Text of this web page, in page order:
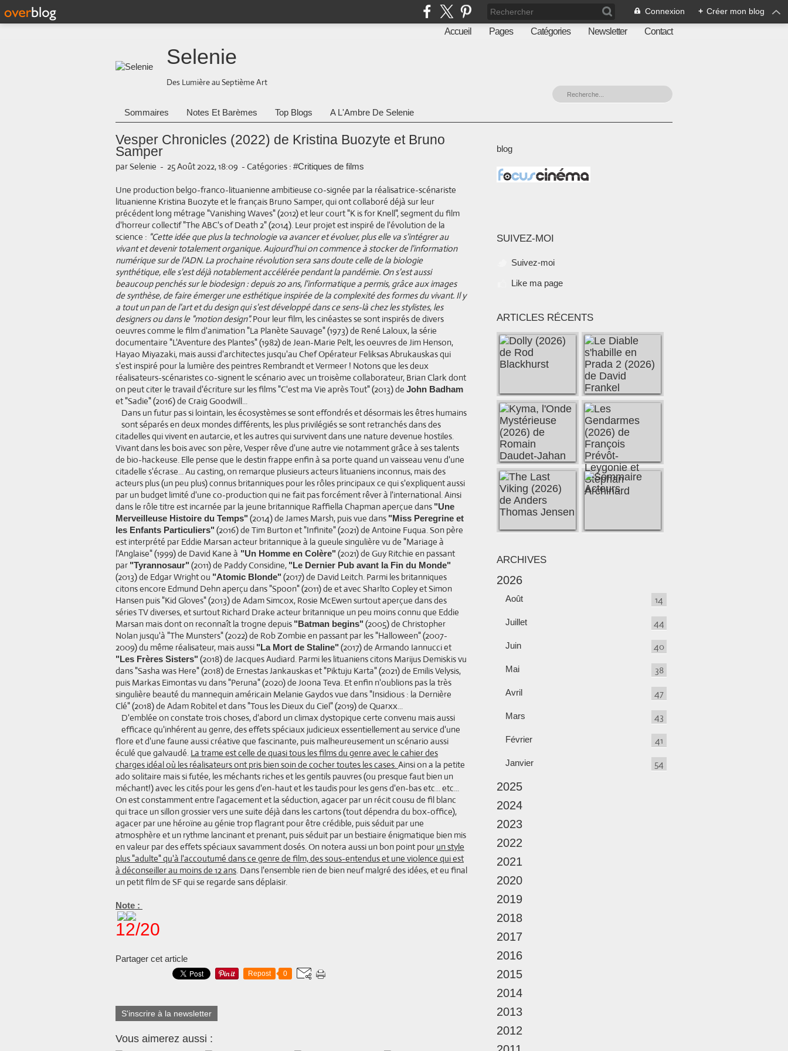
Connexion + Créer mon blog
Accueil Pages Catégories Newsletter Contact
Selenie
Des Lumière au Septième Art
Sommaires Notes Et Barèmes Top Blogs A L'Ambre De Selenie
Vesper Chronicles (2022) de Kristina Buozyte et Bruno
Samper
par Selenie - 25 Août 2022, 18:09 - Catégories : #Critiques de films
Une production belgo-franco-lituanienne ambitieuse co-signée par la réalisatrice-scénariste
lituanienne Kristina Buozyte et le français Bruno Samper, qui ont collaboré déjà sur leur
précédent long métrage "Vanishing Waves" (2012) et leur court "K is for Knell", segment du film
d'horreur collectif "The ABC's of Death 2" (2014). Leur projet est inspiré de l'évolution de la
science : "Cette idée que plus la technologie va avancer et évoluer, plus elle va s'intégrer au
vivant et devenir totalement organique. Aujourd'hui on commence à stocker de l'information
numérique sur de l'ADN. La prochaine révolution sera sans doute celle de la biologie
synthétique, elle s'est déjà notablement accélérée pendant la pandémie. On s'est aussi
beaucoup penchés sur le biodesign : depuis 20 ans, l'informatique a permis, grâce aux images
de synthèse, de faire émerger une esthétique inspirée de la complexité des formes du vivant. Il y
a tout un pan de l'art et du design qui s'est développé dans ce sens-là chez les stylistes, les
designers ou dans le "motion design".Pour leur film, les cinéastes se sont inspirés de divers
oeuvres comme le film d'animation "La Planète Sauvage" (1973) de René Laloux, la série
documentaire "L'Aventure des Plantes" (1982) de Jean-Marie Pelt, les oeuvres de Jim Henson,
Hayao Miyazaki, mais aussi d'architectes jusqu'au Chef Opérateur Feliksas Abrukauskas qui
s'est inspiré pour la lumière des peintres Rembrandt et Vermeer ! Notons que les deux
réalisateurs-scénaristes co-signent le scénario avec un troisème collaborateur, Brian Clark dont
on peut citer le travail d'écriture sur les films "C'est ma Vie après Tout" (2013) de John Badham
et "Sadie" (2016) de Craig Goodwill...
Dans un futur pas si lointain, les écosystèmes se sont effondrés et désormais les êtres humains
sont séparés en deux mondes différents, les plus privilégiés se sont retranchés dans des
citadelles qui vivent en autarcie, et les autres qui survivent dans une nature devenue hostiles.
Vivant dans les bois avec son père, Vesper rêve d'une autre vie notamment grâce à ses talents
de bio-hackeuse. Elle pense que le destin frappe enfin à sa porte quand un vaisseau venu d'une
citadelle s'écrase... Au casting, on remarque plusieurs acteurs lituaniens inconnus, mais des
acteurs plus (un peu plus) connus britanniques pour les rôles principaux ce qui s'expliquent aussi
par un budget limité d'une co-production qui ne fait pas forcément rêver à l'international. Ainsi
dans le rôle titre est incarnée par la jeune britannique Raffiella Chapman aperçue dans "Une
Merveilleuse Histoire du Temps" (2014) de James Marsh, puis vue dans "Miss Peregrine et
les Enfants Particuliers" (2016) de Tim Burton et "Infinite" (2021) de Antoine Fuqua. Son père
est interprété par Eddie Marsan acteur britannique à la gueule singulière vu de "Mariage à
l'Anglaise" (1999) de David Kane à "Un Homme en Colère" (2021) de Guy Ritchie en passant
par "Tyrannosaur" (2011) de Paddy Considine, "Le Dernier Pub avant la Fin du Monde"
(2013) de Edgar Wright ou "Atomic Blonde" (2017) de David Leitch. Parmi les britanniques
citons encore Edmund Dehn aperçu dans "Spoon" (2011) de et avec Sharlto Copley et Simon
Hansen puis "Kid Gloves" (2013) de Adam Simcox, Rosie McEwen surtout aperçue dans des
séries TV diverses, et surtout Richard Drake acteur britannique un peu moins connu que Eddie
Marsan mais dont on reconnaît la trogne depuis "Batman begins" (2005) de Christopher
Nolan jusqu'à "The Munsters" (2022) de Rob Zombie en passant par les "Halloween" (2007-
2009) du même réalisateur, mais aussi "La Mort de Staline" (2017) de Armando Iannucci et
"Les Frères Sisters" (2018) de Jacques Audiard. Parmi les lituaniens citons Marijus Demiskis vu
dans "Sasha was Here" (2018) de Ernestas Jankauskas et "Piktuju Karta" (2021) de Emilis Velysis,
puis Markas Eimontas vu dans "Peruna" (2020) de Joona Teva. Et enfin n'oublions pas la très
singulière beauté du mannequin américain Melanie Gaydos vue dans "Insidious : la Dernière
Clé" (2018) de Adam Robitel et dans "Tous les Dieux du Ciel" (2019) de Quarxx...
D'emblée on constate trois choses, d'abord un climax dystopique certe convenu mais aussi
efficace qu'inhérent au genre, des effets spéciaux judicieux essentiellement au service d'une
flore et d'une faune aussi créative que fascinante, puis malheureusement un scénario aussi
éculé que galvaudé. La trame est celle de quasi tous les films du genre avec le cahier des
charges idéal où les réalisateurs ont pris bien soin de cocher toutes les cases.Ainsi on a la petite
ado solitaire mais si futée, les méchants riches et les gentils pauvres (ou presque faut bien un
méchant!) avec les cités pour les gens d'en-haut et les taudis pour les gens d'en-bas etc... etc...
On est constamment entre l'agacement et la séduction, agacer par un récit cousu de fil blanc
qui trace un sillon grossier vers une suite déjà dans les cartons (tout dépendra du box-office),
agacer par une héroïne au génie trop flagrant pour être crédible, puis séduit par une
atmosphère et un rythme lancinant et prenant, puis séduit par un bestiaire énigmatique bien mis
en valeur par des effets spéciaux savamment dosés. On notera aussi un bon point pour un style
plus "adulte" qu'à l'accoutumé dans ce genre de film, des sous-entendus et une violence qui est
à déconseiller au moins de 12 ans. Dans l'ensemble rien de bien neuf malgré des idées, et eu final
un petit film de SF qui se regarde sans déplaisir.
Note :
12/20
Partager cet article
Repost 0
S'inscrire à la newsletter
Vous aimerez aussi :
blog
SUIVEZ-MOI
Suivez-moi
Like ma page
ARTICLES RÉCENTS
ARCHIVES
2026
Août 14
Juillet 44
Juin 40
Mai 38
Avril 47
Mars 43
Février 41
Janvier 54
2025
2024
2023
2022
2021
2020
2019
2018
2017
2016
2015
2014
2013
2012